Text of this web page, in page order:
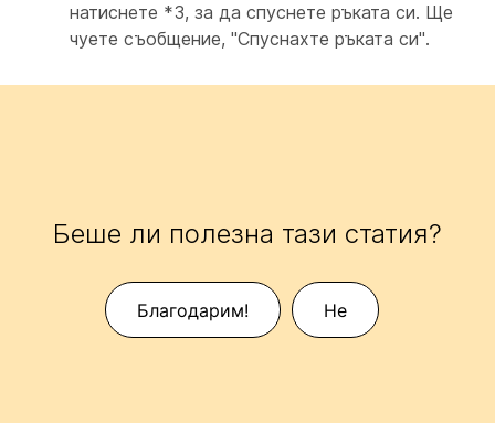
натиснете *3, за да спуснете ръката си. Ще
чуете съобщение, "Спуснахте ръката си".
Беше ли полезна тази статия?
Благодарим! Не